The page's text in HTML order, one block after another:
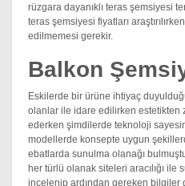
rüzgara dayanıklı teras şemsiyesi
teras şemsiyesi fiyatları
edilmemesi gerekir.
Balkon
Eskilerde bir ürüne ihtiyaç
olanlar ile idare edilirken estetikten
ederken şimdilerde teknoloji
modellerde konsepte uygun
ebatlarda sunulma olanağı
her türlü olanak siteleri aracılığı
incelenip ardından gereken bilgiler